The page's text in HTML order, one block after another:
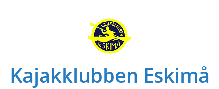
Kajakklubben Eskimå